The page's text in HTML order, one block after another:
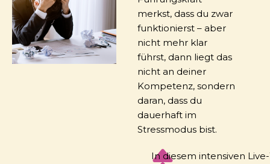
merkst, dass du zwar
funktionierst – aber
nicht mehr klar
führst, dann liegt das
nicht an deiner
Kompetenz, sondern
daran, dass du
dauerhaft im
Stressmodus bist.
In diesem intensiven